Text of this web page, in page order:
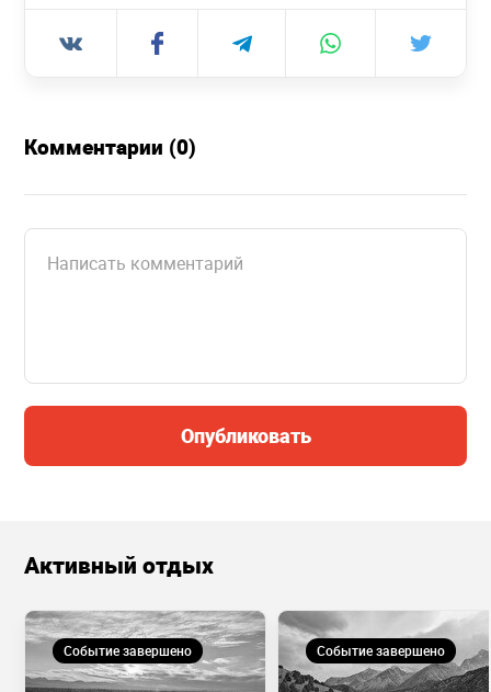
Комментарии (0)
Опубликовать
Активный отдых
Событие завершено Событие завершено